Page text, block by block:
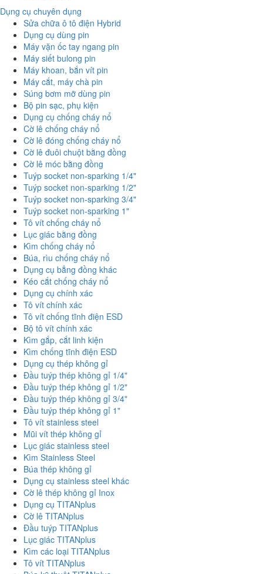
Dụng cụ chuyên dụng
Sửa chữa ô tô điện Hybrid
Dụng cụ dùng pin
Máy vặn ốc tay ngang pin
Máy siết bulong pin
Máy khoan, bắn vít pin
Máy cắt, máy chà pin
Súng bơm mỡ dùng pin
Bộ pin sạc, phụ kiện
Dụng cụ chống cháy nổ
Cờ lê chống cháy nổ
Cờ lê đóng chống cháy nổ
Cờ lê đuôi chuột bằng đồng
Cờ lê móc bằng đồng
Tuýp socket non-sparking 1/4"
Tuýp socket non-sparking 1/2"
Tuýp socket non-sparking 3/4"
Tuýp socket non-sparking 1"
Tô vít chống cháy nổ
Lục giác bằng đồng
Kìm chống cháy nổ
Búa, rìu chống cháy nổ
Dụng cụ bẳng đồng khác
Kéo cắt chống cháy nổ
Dụng cụ chính xác
Tô vít chính xác
Tô vít chống tĩnh điện ESD
Bộ tô vít chính xác
Kìm gắp, cắt linh kiện
Kìm chống tĩnh điện ESD
Dụng cụ thép không gỉ
Đầu tuýp thép không gỉ 1/4"
Đầu tuýp thép không gỉ 1/2"
Đầu tuýp thép không gỉ 3/4"
Đầu tuýp thép không gỉ 1"
Tô vít stainless steel
Mũi vít thép không gỉ
Lục giác stainless steel
Kìm Stainless Steel
Búa thép không gỉ
Dụng cụ stainless steel khác
Cờ lê thép không gỉ Inox
Dụng cụ TITANplus
Cờ lê TITANplus
Đầu tuýp TITANplus
Lục giác TITANplus
Kìm các loại TITANplus
Tô vít TITANplus